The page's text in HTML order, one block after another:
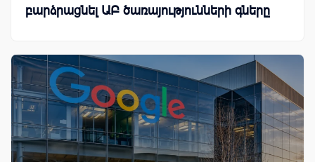
բարձրացնել ԱԲ ծառայությունների գները